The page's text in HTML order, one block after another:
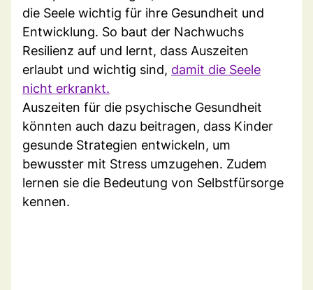
die Seele wichtig für ihre Gesundheit und
Entwicklung. So baut der Nachwuchs
Resilienz auf und lernt, dass Auszeiten
erlaubt und wichtig sind, damit die Seele
nicht erkrankt.
Auszeiten für die psychische Gesundheit
könnten auch dazu beitragen, dass Kinder
gesunde Strategien entwickeln, um
bewusster mit Stress umzugehen. Zudem
lernen sie die Bedeutung von Selbstfürsorge
kennen.